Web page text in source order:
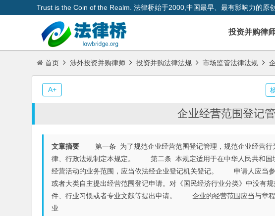
Trust is the Coin of the Realm. 法律桥始于2000,中国最早、最有影响力的原创
投资并购律
首页 涉外投资并购律师 投资并购法律法规 市场监管法律法规
企业经营范围登记
文章摘要 第一条 为了规范企业经营范围登记管理，规范企业经营行
律、行政法规制定本规定。 第二条 本规定适用于在中华人民共和
经营活动的业务范围，应当依法经企业登记机关登记。 申请人应当参
或者大类自主提出经营范围登记申请。对《国民经济行业分类》中没有
件、行业习惯或者专业文献等提出申请。 企业的经营范围应当与章程
业
A+